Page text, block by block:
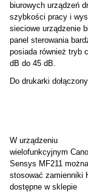
biurowych urządzeń
szybkości pracy i
sieciowe urządzenie
panel sterowania
posiada również tryb
dB do 45 dB.
Do drukarki
W urządzeniu
wielofunkcyjnym
Sensys MF211
stosować zamienniki
dostępne w sklepie